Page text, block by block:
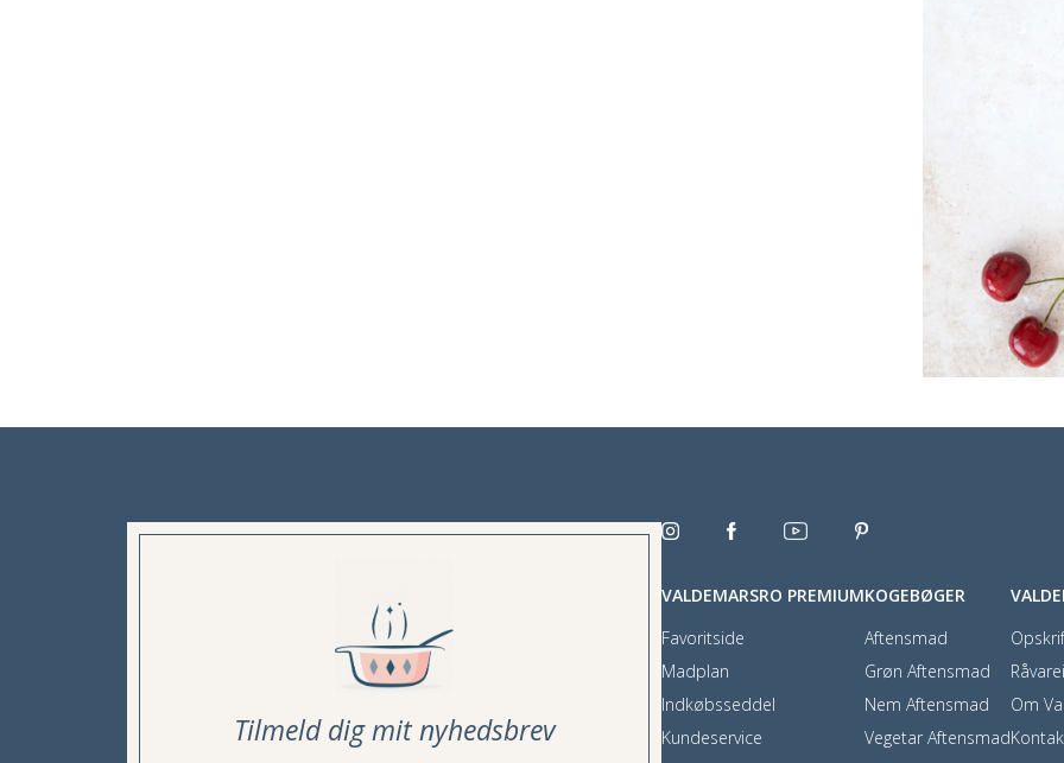
Tilmeld dig mit nyhedsbrev
VALDEMARSRO PREMIUM
Favoritside
Madplan
Indkøbsseddel
Kundeservice
KOGEBØGER
Aftensmad
Grøn Aftensmad
Nem Aftensmad
Vegetar Aftensmad
Om